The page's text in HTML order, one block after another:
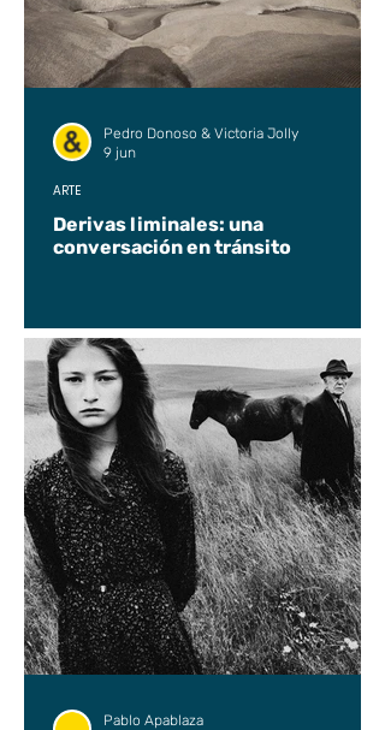
Derivas liminales: una
conversación en tránsito
ARTE
Pedro Donoso & Victoria Jolly
9 jun
Pablo Apablaza